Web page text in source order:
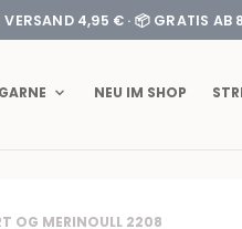
VERSAND 4,95 € · 📦 GRATIS AB
GARNE NEU IM SHOP
OG MERINOULL 2208